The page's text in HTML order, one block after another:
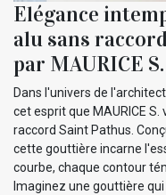
Elégance
alu sans
par MAURICE S.
Dans l'univers de
cet esprit que MAURICE
raccord Saint Pathus.
cette gouttière incarne
courbe, chaque contour
Imaginez une gouttière